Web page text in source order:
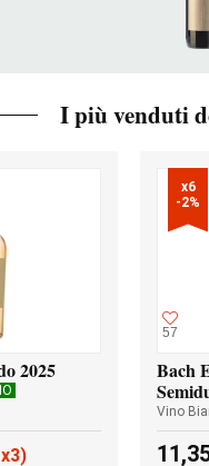
I più venduti
2025
x3)
x6
-2%
57
Bach
Vino